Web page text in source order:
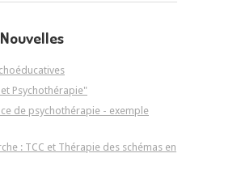
Psychothérapie"
de psychothérapie - exemple
: TCC et Thérapie des schémas en